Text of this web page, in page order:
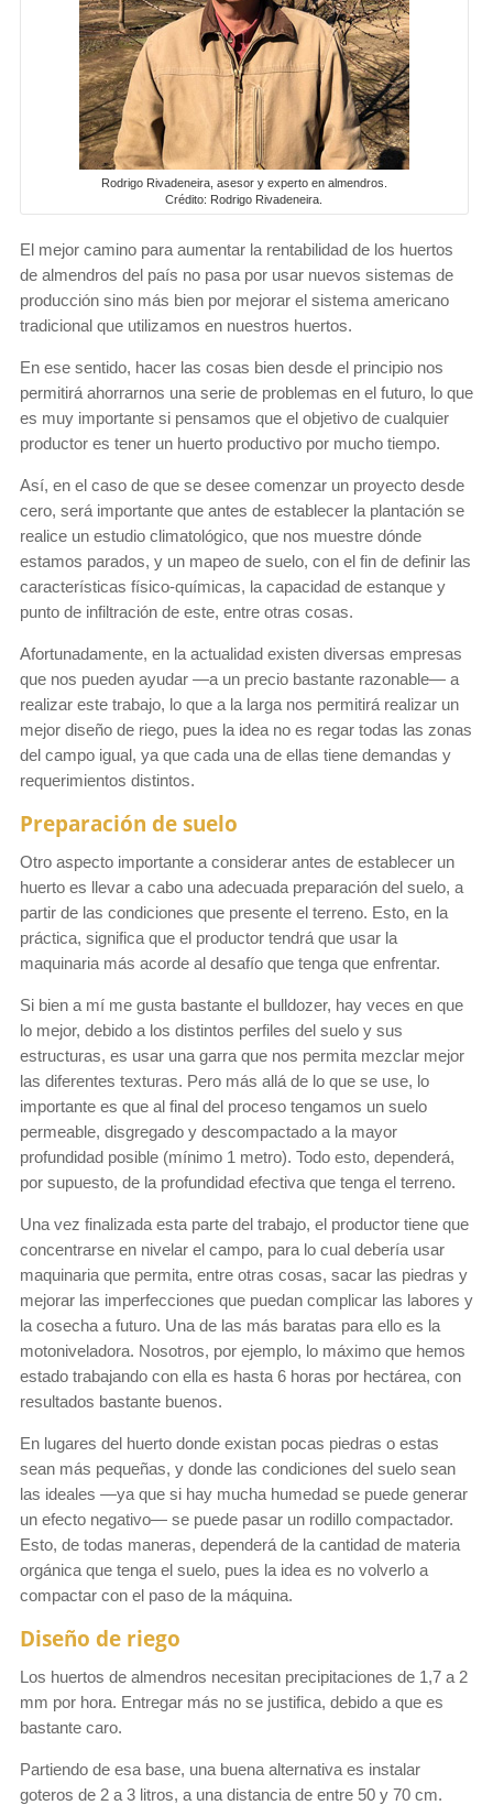
Rodrigo Rivadeneira, asesor y experto en almendros.
Crédito: Rodrigo Rivadeneira.
El mejor camino para aumentar la rentabilidad de los huertos
de almendros del país no pasa por usar nuevos sistemas de
producción sino más bien por mejorar el sistema americano
tradicional que utilizamos en nuestros huertos.
En ese sentido, hacer las cosas bien desde el principio nos
permitirá ahorrarnos una serie de problemas en el futuro, lo que
es muy importante si pensamos que el objetivo de cualquier
productor es tener un huerto productivo por mucho tiempo.
Así, en el caso de que se desee comenzar un proyecto desde
cero, será importante que antes de establecer la plantación se
realice un estudio climatológico, que nos muestre dónde
estamos parados, y un mapeo de suelo, con el fin de definir las
características físico-químicas, la capacidad de estanque y
punto de infiltración de este, entre otras cosas.
Afortunadamente, en la actualidad existen diversas empresas
que nos pueden ayudar —a un precio bastante razonable— a
realizar este trabajo, lo que a la larga nos permitirá realizar un
mejor diseño de riego, pues la idea no es regar todas las zonas
del campo igual, ya que cada una de ellas tiene demandas y
requerimientos distintos.
Preparación de suelo
Otro aspecto importante a considerar antes de establecer un
huerto es llevar a cabo una adecuada preparación del suelo, a
partir de las condiciones que presente el terreno. Esto, en la
práctica, significa que el productor tendrá que usar la
maquinaria más acorde al desafío que tenga que enfrentar.
Si bien a mí me gusta bastante el bulldozer, hay veces en que
lo mejor, debido a los distintos perfiles del suelo y sus
estructuras, es usar una garra que nos permita mezclar mejor
las diferentes texturas. Pero más allá de lo que se use, lo
importante es que al final del proceso tengamos un suelo
permeable, disgregado y descompactado a la mayor
profundidad posible (mínimo 1 metro). Todo esto, dependerá,
por supuesto, de la profundidad efectiva que tenga el terreno.
Una vez finalizada esta parte del trabajo, el productor tiene que
concentrarse en nivelar el campo, para lo cual debería usar
maquinaria que permita, entre otras cosas, sacar las piedras y
mejorar las imperfecciones que puedan complicar las labores y
la cosecha a futuro. Una de las más baratas para ello es la
motoniveladora. Nosotros, por ejemplo, lo máximo que hemos
estado trabajando con ella es hasta 6 horas por hectárea, con
resultados bastante buenos.
En lugares del huerto donde existan pocas piedras o estas
sean más pequeñas, y donde las condiciones del suelo sean
las ideales —ya que si hay mucha humedad se puede generar
un efecto negativo— se puede pasar un rodillo compactador.
Esto, de todas maneras, dependerá de la cantidad de materia
orgánica que tenga el suelo, pues la idea es no volverlo a
compactar con el paso de la máquina.
Diseño de riego
Los huertos de almendros necesitan precipitaciones de 1,7 a 2
mm por hora. Entregar más no se justifica, debido a que es
bastante caro.
Partiendo de esa base, una buena alternativa es instalar
goteros de 2 a 3 litros, a una distancia de entre 50 y 70 cm.